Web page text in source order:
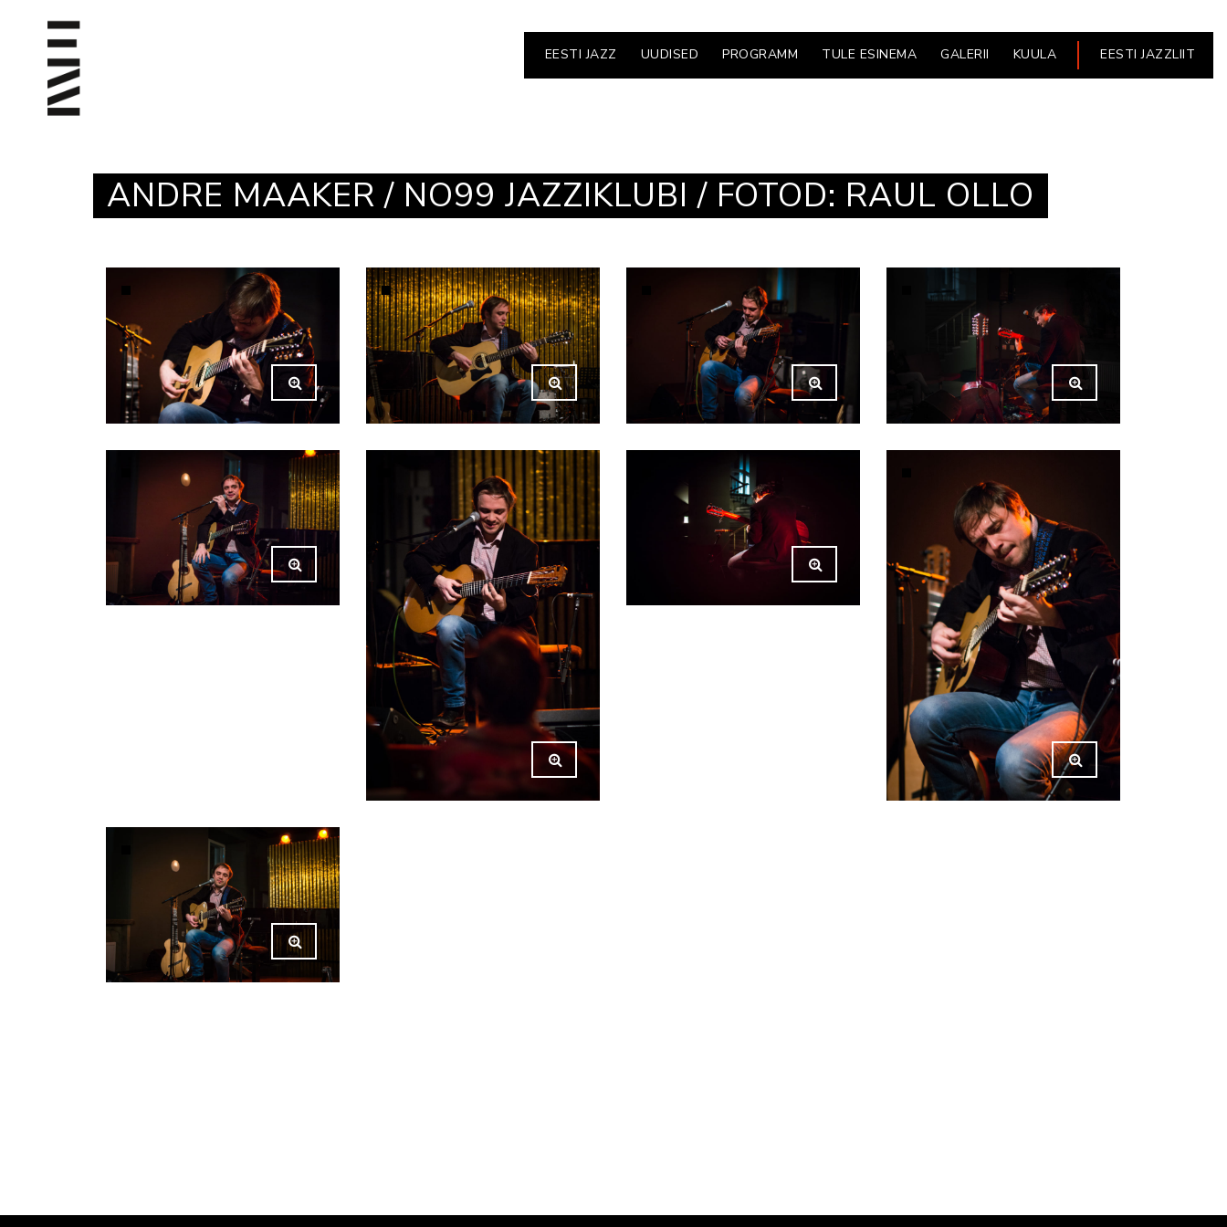
EESTI JAZZ UUDISED PROGRAMM TULE ESINEMA GALERII KUULA EESTI JAZZLIIT
ANDRE MAAKER / NO99 JAZZIKLUBI / FOTOD: RAUL OLLO